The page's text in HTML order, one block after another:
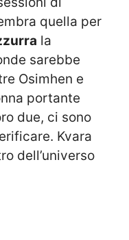
quella per
la
sarebbe
Osimhen e
portante
due, ci sono
Kvara
dell’universo